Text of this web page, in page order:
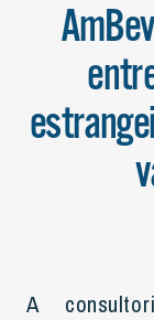
A